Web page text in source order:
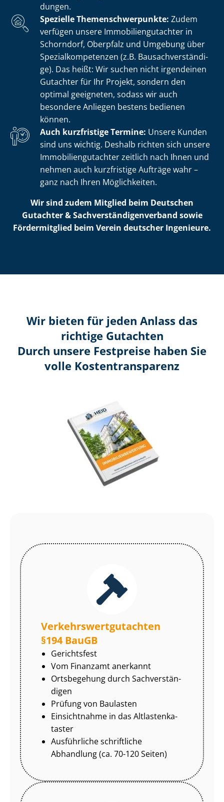
dun­gen.
Spezielle The­men­schwer­punk­te: Zudem
verfügen unsere Im­mo­bi­li­en­gut­ach­ter in
Schorndorf, Oberpfalz und Umgebung über
Spe­zi­al­kom­pe­ten­zen (z.B. Bau­sach­ver­stän­di­
ge). Das heißt: Wir suchen nicht irgendeinen
Gutachter für Ihr Projekt, sondern den
optimal geeigneten, sodass wir auch
besondere Anliegen bestens bedienen
können.
Auch kurzfristige Termine: Unsere Kunden
sind uns wichtig. Deshalb richten sich unsere
Im­mo­bi­li­en­gut­ach­ter zeitlich nach Ihnen und
nehmen auch kurzfristige Aufträge wahr –
ganz nach Ihren Möglichkeiten.
Wir sind zudem Mitglied beim Deutschen
Gutachter & Sach­ver­stän­di­gen­ver­band sowie
Fördermitglied beim Verein deutscher Ingenieure.
Wir bieten für jeden Anlass das
richtige Gutachten
Durch unsere Festpreise haben Sie
volle Kosten­transparenz
Ver­kehrs­wert­gut­ach­ten
§194 BauGB
Gerichtsfest
Vom Finanzamt anerkannt
Ortsbegehung durch Sach­ver­stän­
di­gen
Prüfung von Baulasten
Einsichtnahme in das Alt­las­ten­ka­
tas­ter
Ausführliche schriftliche
Abhandlung (ca. 70-120 Seiten)